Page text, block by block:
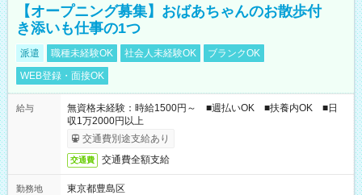
【オープニング募集】おばあちゃんのお散歩付
き添いも仕事の1つ
派遣 職種未経験OK 社会人未経験OK
ブランクOK
WEB登録・面接OK
給与
無資格未経験：時給1500円～ ■週払いOK ■扶養内OK ■日
収1万2000円以上
交通費別途支給あり
交通費 交通費全額支給
勤務地
東京都豊島区